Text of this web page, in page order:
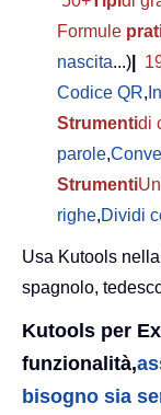
Formule
nascita...)
Codice QR,
Strumentidi
parole,
Strumenti
righe,Dividi
Usa Kutools
spagnolo,
Kutools per
funzionalità,
bisogno sia